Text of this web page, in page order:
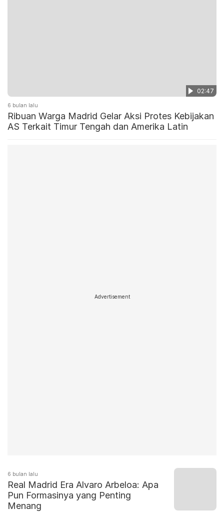
02:47
6 bulan lalu
Ribuan Warga Madrid Gelar Aksi Protes Kebijakan
AS Terkait Timur Tengah dan Amerika Latin
Advertisement
6 bulan lalu
Real Madrid Era Alvaro Arbeloa: Apa
Pun Formasinya yang Penting
Menang